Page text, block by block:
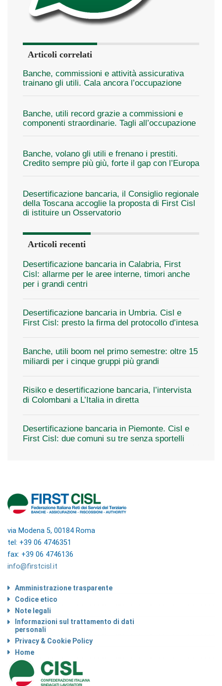
Articoli correlati
Banche, commissioni e attività assicurativa
trainano gli utili. Cala ancora l’occupazione
Banche, utili record grazie a commissioni e
componenti straordinarie. Tagli all’occupazione
Banche, volano gli utili e frenano i prestiti.
Credito sempre più giù, forte il gap con l’Europa
Desertificazione bancaria, il Consiglio regionale
della Toscana accoglie la proposta di First Cisl
di istituire un Osservatorio
Articoli recenti
Desertificazione bancaria in Calabria, First
Cisl: allarme per le aree interne, timori anche
per i grandi centri
Desertificazione bancaria in Umbria. Cisl e
First Cisl: presto la firma del protocollo d’intesa
Banche, utili boom nel primo semestre: oltre 15
miliardi per i cinque gruppi più grandi
Risiko e desertificazione bancaria, l’intervista
di Colombani a L’Italia in diretta
Desertificazione bancaria in Piemonte. Cisl e
First Cisl: due comuni su tre senza sportelli
via Modena 5, 00184 Roma
tel: +39 06 4746351
fax: +39 06 4746136
info@firstcisl.it
Amministrazione trasparente
Codice etico
Note legali
Informazioni sul trattamento di dati
personali
Privacy & Cookie Policy
Home